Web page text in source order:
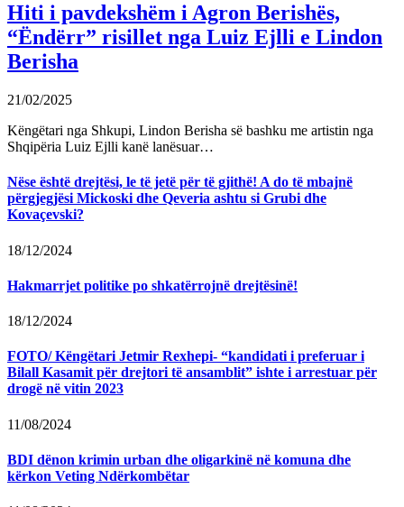
Hiti i pavdekshëm i Agron Berishës,
“Ëndërr” risillet nga Luiz Ejlli e Lindon
Berisha
21/02/2025
Këngëtari nga Shkupi, Lindon Berisha së bashku me artistin nga
Shqipëria Luiz Ejlli kanë lanësuar…
Nëse është drejtësi, le të jetë për të gjithë! A do të mbajnë
përgjegjësi Mickoski dhe Qeveria ashtu si Grubi dhe
Kovaçevski?
18/12/2024
Hakmarrjet politike po shkatërrojnë drejtësinë!
18/12/2024
FOTO/ Këngëtari Jetmir Rexhepi- “kandidati i preferuar i
Bilall Kasamit për drejtori të ansamblit” ishte i arrestuar për
drogë në vitin 2023
11/08/2024
BDI dënon krimin urban dhe oligarkinë në komuna dhe
kërkon Veting Ndërkombëtar